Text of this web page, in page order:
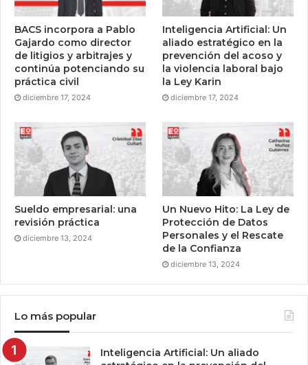
BACS incorpora a Pablo
Gajardo como director
de litigios y arbitrajes y
continúa potenciando su
práctica civil
diciembre 17, 2024
Inteligencia Artificial: Un
aliado estratégico en la
prevención del acoso y
la violencia laboral bajo
la Ley Karin
diciembre 17, 2024
Sueldo empresarial: una
revisión práctica
diciembre 13, 2024
Un Nuevo Hito: La Ley de
Protección de Datos
Personales y el Rescate
de la Confianza
diciembre 13, 2024
Lo más popular
Inteligencia Artificial: Un aliado